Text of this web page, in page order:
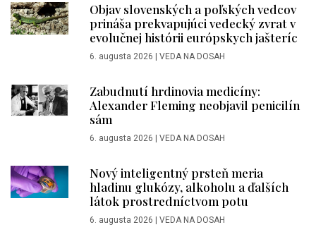
Objav slovenských a poľských vedcov
prináša prekvapujúci vedecký zvrat v
evolučnej histórii európskych jašteríc
6. augusta 2026 VEDA NA DOSAH
Zabudnutí hrdinovia medicíny:
Alexander Fleming neobjavil penicilín
sám
6. augusta 2026 VEDA NA DOSAH
Nový inteligentný prsteň meria
hladinu glukózy, alkoholu a ďalších
látok prostredníctvom potu
6. augusta 2026 VEDA NA DOSAH